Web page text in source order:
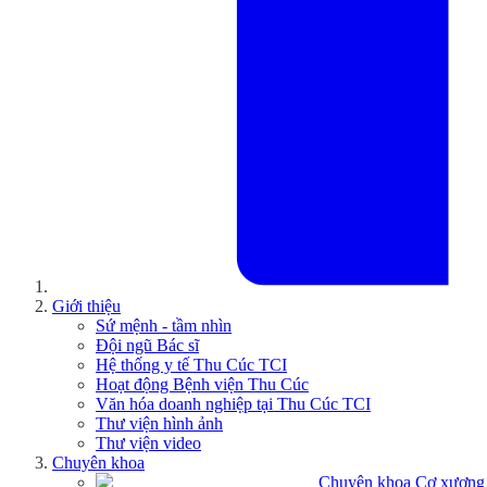
Giới thiệu
Sứ mệnh - tầm nhìn
Đội ngũ Bác sĩ
Hệ thống y tế Thu Cúc TCI
Hoạt động Bệnh viện Thu Cúc
Văn hóa doanh nghiệp tại Thu Cúc TCI
Thư viện hình ảnh
Thư viện video
Chuyên khoa
Chuyên khoa Cơ